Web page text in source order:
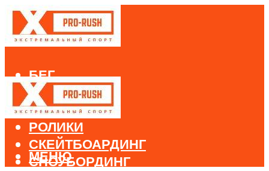
БЕГ
ВЕЛОСПОРТ
ДАЙВИНГ
РОЛИКИ
СКЕЙТБОАРДИНГ
СНОУБОРДИНГ
МЕНЮ